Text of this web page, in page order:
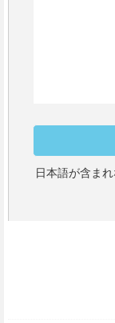
日本語が含ま